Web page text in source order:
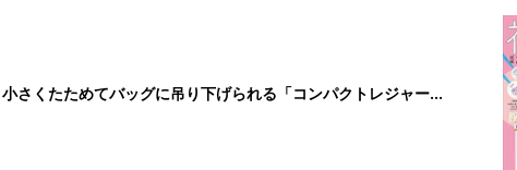
さくたためてバッグに吊り下げられる「コンパクトレジャーシ